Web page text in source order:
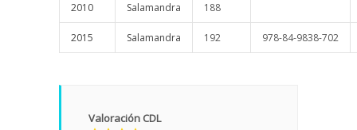
2010 Salamandra 188
2015 Salamandra 192 978-84-9838-702
Valoración CDL